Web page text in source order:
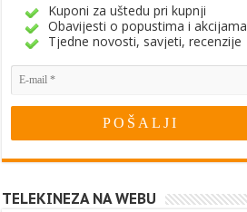
Kuponi za uštedu pri kupnji
Obavijesti o popustima i akcijama
Tjedne novosti, savjeti, recenzije
TELEKINEZA NA WEBU